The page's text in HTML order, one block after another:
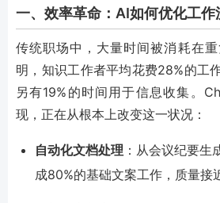
一、效率革命：AI如何优化工作
传统职场中，大量时间被消耗在
明，知识工作者平均花费28%的工
另有19%的时间用于信息收集。
现，正在从根本上改变这一状况：
自动化文档处理 ：从会议纪要生
成80%的基础文案工作，质量接